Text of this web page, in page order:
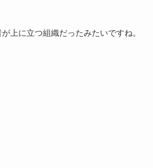
上に立つ組織だったみたいですね。